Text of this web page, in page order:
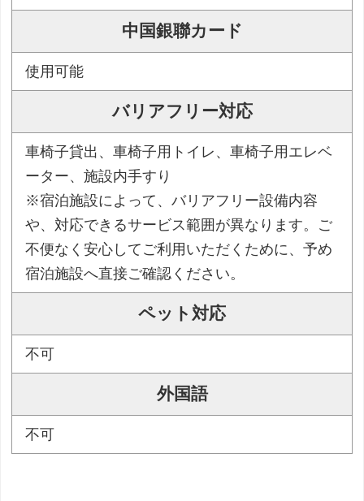
中国銀聯カード
使用可能
バリアフリー対応
車椅子貸出、車椅子用トイレ、車椅子用エレベ
ーター、施設内手すり
※宿泊施設によって、バリアフリー設備内容
や、対応できるサービス範囲が異なります。ご
不便なく安心してご利用いただくために、予め
宿泊施設へ直接ご確認ください。
ペット対応
不可
外国語
不可